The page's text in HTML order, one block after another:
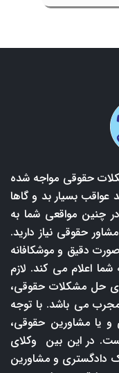
حقوقی مواجه شده
عواقب بسیار بد و گاها
چنین مواقعی شما به
حقوقی نیاز دارید.
دقیق و موشکافانه
شما اعلام می کند. لازم
حل مشکلات حقوقی،
می باشد. با توجه
و یا مشاورین حقوقی،
در این بین وکلای
یک دادگستری و مشاورین